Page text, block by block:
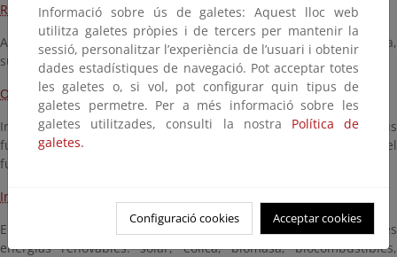
Red Eléctrica de España
Aquí puede localizar información sobre el Operador del Sistema,
sus funciones y los servicios por él gestionados.
Operador Nacional Ibérico Energía-Polo Español
Incluye información sobre el Operador del mercado, sus
funciones, las características de los diferentes agentes y el
funcionamiento del mercado eléctrico.
Instituto para Diversificación y Ahorro de la Energía
En esta sección puede localizar información sobre las principales
energías renovables: solar, eólica, biomasa, biocombustibles,
Informació sobre ús de galetes: Aquest lloc web
utilitza galetes pròpies i de tercers per mantenir la
sessió, personalitzar l’experiència de l’usuari i obtenir
dades estadístiques de navegació. Pot acceptar totes
les galetes o, si vol, pot configurar quin tipus de
galetes permetre. Per a més informació sobre les
galetes utilitzades, consulti la nostra Política de
galetes.
Configuració cookies Acceptar cookies